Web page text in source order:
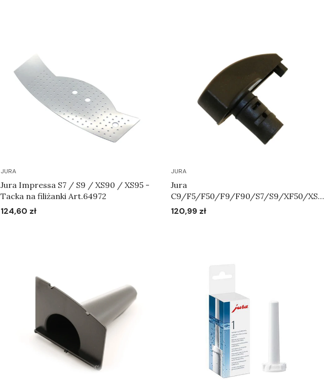
JURA
Jura Impressa S7 / S9 / XS90 / XS95 -
Tacka na filiżanki Art.64972
Cena
124,60 zł
JURA
Jura
C9/F5/F50/F9/F90/S7/S9/XF50/XS9
/XS90/XS95 - Przełącznik wyboru
Cena
120,99 zł